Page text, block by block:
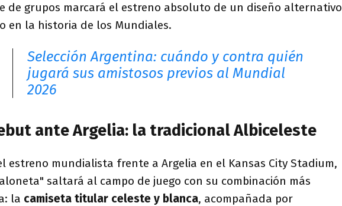
de grupos marcará el estreno absoluto de un diseño alternativo
en la historia de los Mundiales.
Selección Argentina: cuándo y contra quién
jugará sus amistosos previos al Mundial
2026
ante Argelia: la tradicional Albiceleste
estreno mundialista frente a Argelia en el Kansas City Stadium,
saltará al campo de juego con su combinación más
la camiseta titular celeste y blanca, acompañada por